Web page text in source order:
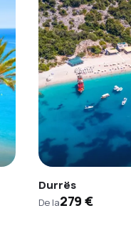
Durrës
De la279 €